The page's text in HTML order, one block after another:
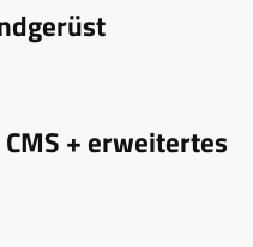
+ erweitertes